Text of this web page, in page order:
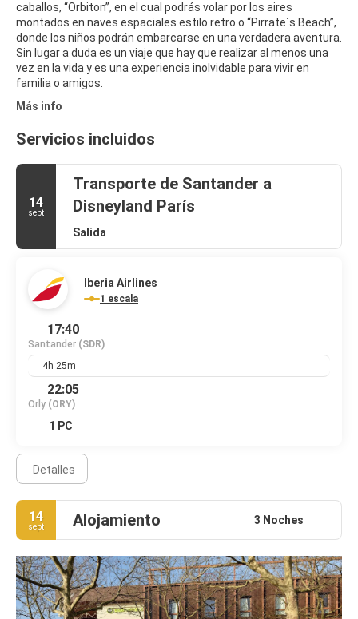
caballos, “Orbiton”, en el cual podrás volar por los aires
montados en naves espaciales estilo retro o “Pirrate´s Beach”,
donde los niños podrán embarcarse en una verdadera aventura.
Sin lugar a duda es un viaje que hay que realizar al menos una
vez en la vida y es una experiencia inolvidable para vivir en
familia o amigos.
Más info
Servicios incluidos
14
sept
Transporte de Santander a
Disneyland París
Salida
Iberia Airlines
1 escala
17:40
Santander (SDR)
4h 25m
22:05
Orly (ORY)
1 PC
Detalles
14
sept Alojamiento 3 Noches